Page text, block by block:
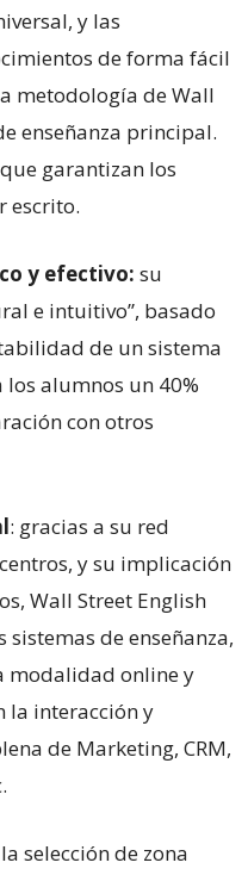
y las
de forma fácil
metodología de Wall
enseñanza principal.
garantizan los
escrito.
y efectivo: su
e intuitivo”, basado
de un sistema
los alumnos un 40%
con otros
: gracias a su red
y su implicación
Wall Street English
de enseñanza,
modalidad online y
la interacción y
de Marketing, CRM,
la selección de zona